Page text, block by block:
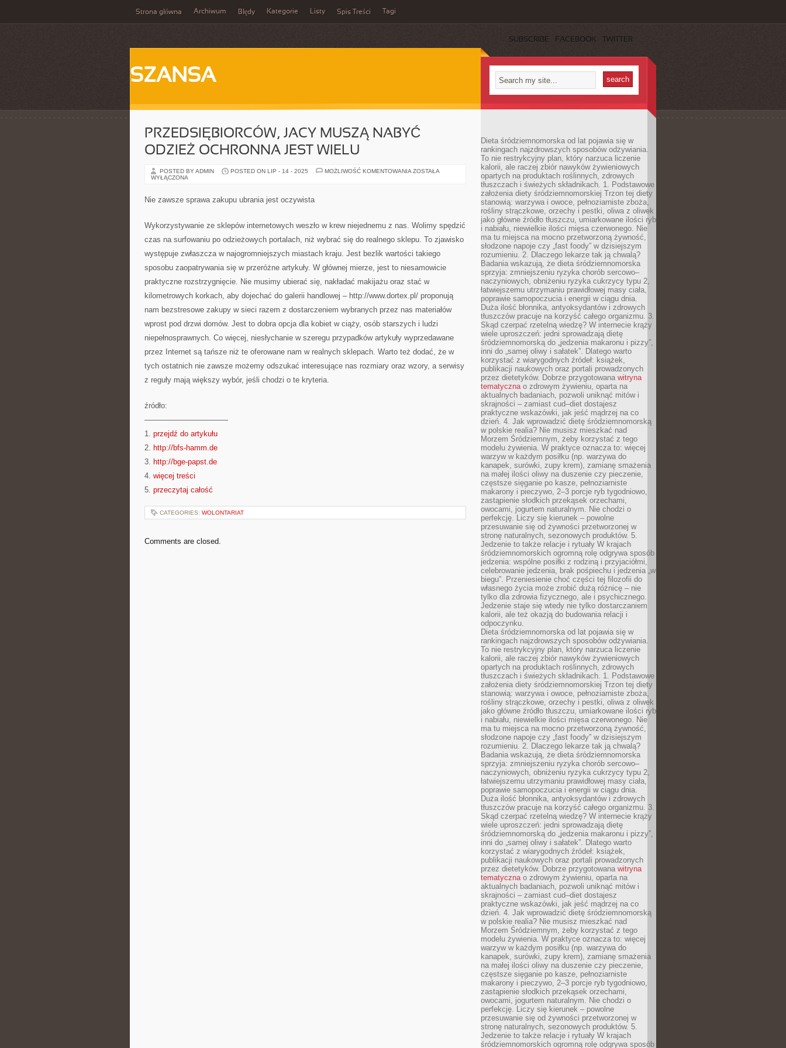
Strona główna Archiwum Błędy Kategorie Listy Spis Treści Tagi
SUBSCRIBE FACEBOOK TWITTER
SZANSA
PRZEDSIĘBIORCÓW, JACY MUSZĄ NABYĆ
ODZIEŻ OCHRONNA JEST WIELU
POSTED BY ADMIN POSTED ON LIP - 14 - 2025 MOŻLIWOŚĆ KOMENTOWANIA PRZEDSIĘBIORCÓW,
ZOSTAŁA
WYŁĄCZONA
Nie zawsze sprawa zakupu ubrania jest oczywista
Wykorzystywanie ze sklepów internetowych weszło w krew niejednemu z nas. Wolimy spędzić
czas na surfowaniu po odzieżowych portalach, niż wybrać się do realnego sklepu. To zjawisko
występuje zwłaszcza w najogromniejszych miastach kraju. Jest bezlik wartości takiego
sposobu zaopatrywania się w przeróżne artykuły. W głównej mierze, jest to niesamowicie
praktyczne rozstrzygnięcie. Nie musimy ubierać się, nakładać makijażu oraz stać w
kilometrowych korkach, aby dojechać do galerii handlowej – http://www.dortex.pl/ proponują
nam bezstresowe zakupy w sieci razem z dostarczeniem wybranych przez nas materiałów
wprost pod drzwi domów. Jest to dobra opcja dla kobiet w ciąży, osób starszych i ludzi
niepełnosprawnych. Co więcej, niesłychanie w szeregu przypadków artykuły wyprzedawane
przez Internet są tańsze niż te oferowane nam w realnych sklepach. Warto też dodać, że w
tych ostatnich nie zawsze możemy odszukać interesujące nas rozmiary oraz wzory, a serwisy
z reguły mają większy wybór, jeśli chodzi o te kryteria.
źródło:
———————————
1. przejdź do artykułu
2. http://bfs-hamm.de
3. http://bge-papst.de
4. więcej treści
5. przeczytaj całość
CATEGORIES: WOLONTARIAT
Comments are closed.
Dieta śródziemnomorska od lat pojawia się w
rankingach najzdrowszych sposobów odżywiania.
To nie restrykcyjny plan, który narzuca liczenie
kalorii, ale raczej zbiór nawyków żywieniowych
opartych na produktach roślinnych, zdrowych
tłuszczach i świeżych składnikach. 1. Podstawowe
założenia diety śródziemnomorskiej Trzon tej diety
stanowią: warzywa i owoce, pełnoziarniste zboża,
rośliny strączkowe, orzechy i pestki, oliwa z oliwek
jako główne źródło tłuszczu, umiarkowane ilości ryb
i nabiału, niewielkie ilości mięsa czerwonego. Nie
ma tu miejsca na mocno przetworzoną żywność,
słodzone napoje czy „fast foody” w dzisiejszym
rozumieniu. 2. Dlaczego lekarze tak ją chwalą?
Badania wskazują, że dieta śródziemnomorska
sprzyja: zmniejszeniu ryzyka chorób sercowo–
naczyniowych, obniżeniu ryzyka cukrzycy typu 2,
łatwiejszemu utrzymaniu prawidłowej masy ciała,
poprawie samopoczucia i energii w ciągu dnia.
Duża ilość błonnika, antyoksydantów i zdrowych
tłuszczów pracuje na korzyść całego organizmu. 3.
Skąd czerpać rzetelną wiedzę? W internecie krąży
wiele uproszczeń: jedni sprowadzają dietę
śródziemnomorską do „jedzenia makaronu i pizzy”,
inni do „samej oliwy i sałatek”. Dlatego warto
korzystać z wiarygodnych źródeł: książek,
publikacji naukowych oraz portali prowadzonych
przez dietetyków. Dobrze przygotowana witryna
tematycznao zdrowym żywieniu, oparta na
aktualnych badaniach, pozwoli uniknąć mitów i
skrajności – zamiast cud–diet dostajesz
praktyczne wskazówki, jak jeść mądrzej na co
dzień. 4. Jak wprowadzić dietę śródziemnomorską
w polskie realia? Nie musisz mieszkać nad
Morzem Śródziemnym, żeby korzystać z tego
modelu żywienia. W praktyce oznacza to: więcej
warzyw w każdym posiłku (np. warzywa do
kanapek, surówki, zupy krem), zamianę smażenia
na małej ilości oliwy na duszenie czy pieczenie,
częstsze sięganie po kasze, pełnoziarniste
makarony i pieczywo, 2–3 porcje ryb tygodniowo,
zastąpienie słodkich przekąsek orzechami,
owocami, jogurtem naturalnym. Nie chodzi o
perfekcję. Liczy się kierunek – powolne
przesuwanie się od żywności przetworzonej w
stronę naturalnych, sezonowych produktów. 5.
Jedzenie to także relacje i rytuały W krajach
śródziemnomorskich ogromną rolę odgrywa sposób
jedzenia: wspólne posiłki z rodziną i przyjaciółmi,
celebrowanie jedzenia, brak pośpiechu i jedzenia „w
biegu”. Przeniesienie choć części tej filozofii do
własnego życia może zrobić dużą różnicę – nie
tylko dla zdrowia fizycznego, ale i psychicznego.
Jedzenie staje się wtedy nie tylko dostarczaniem
kalorii, ale też okazją do budowania relacji i
odpoczynku.
Dieta śródziemnomorska od lat pojawia się w
rankingach najzdrowszych sposobów odżywiania.
To nie restrykcyjny plan, który narzuca liczenie
kalorii, ale raczej zbiór nawyków żywieniowych
opartych na produktach roślinnych, zdrowych
tłuszczach i świeżych składnikach. 1. Podstawowe
założenia diety śródziemnomorskiej Trzon tej diety
stanowią: warzywa i owoce, pełnoziarniste zboża,
rośliny strączkowe, orzechy i pestki, oliwa z oliwek
jako główne źródło tłuszczu, umiarkowane ilości ryb
i nabiału, niewielkie ilości mięsa czerwonego. Nie
ma tu miejsca na mocno przetworzoną żywność,
słodzone napoje czy „fast foody” w dzisiejszym
rozumieniu. 2. Dlaczego lekarze tak ją chwalą?
Badania wskazują, że dieta śródziemnomorska
sprzyja: zmniejszeniu ryzyka chorób sercowo–
naczyniowych, obniżeniu ryzyka cukrzycy typu 2,
łatwiejszemu utrzymaniu prawidłowej masy ciała,
poprawie samopoczucia i energii w ciągu dnia.
Duża ilość błonnika, antyoksydantów i zdrowych
tłuszczów pracuje na korzyść całego organizmu. 3.
Skąd czerpać rzetelną wiedzę? W internecie krąży
wiele uproszczeń: jedni sprowadzają dietę
śródziemnomorską do „jedzenia makaronu i pizzy”,
inni do „samej oliwy i sałatek”. Dlatego warto
korzystać z wiarygodnych źródeł: książek,
publikacji naukowych oraz portali prowadzonych
przez dietetyków. Dobrze przygotowana witryna
tematycznao zdrowym żywieniu, oparta na
aktualnych badaniach, pozwoli uniknąć mitów i
skrajności – zamiast cud–diet dostajesz
praktyczne wskazówki, jak jeść mądrzej na co
dzień. 4. Jak wprowadzić dietę śródziemnomorską
w polskie realia? Nie musisz mieszkać nad
Morzem Śródziemnym, żeby korzystać z tego
modelu żywienia. W praktyce oznacza to: więcej
warzyw w każdym posiłku (np. warzywa do
kanapek, surówki, zupy krem), zamianę smażenia
na małej ilości oliwy na duszenie czy pieczenie,
częstsze sięganie po kasze, pełnoziarniste
makarony i pieczywo, 2–3 porcje ryb tygodniowo,
zastąpienie słodkich przekąsek orzechami,
owocami, jogurtem naturalnym. Nie chodzi o
perfekcję. Liczy się kierunek – powolne
przesuwanie się od żywności przetworzonej w
stronę naturalnych, sezonowych produktów. 5.
Jedzenie to także relacje i rytuały W krajach
śródziemnomorskich ogromną rolę odgrywa sposób